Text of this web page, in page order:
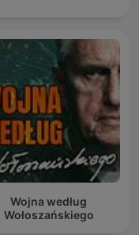
Wojna według
Wołoszańskiego